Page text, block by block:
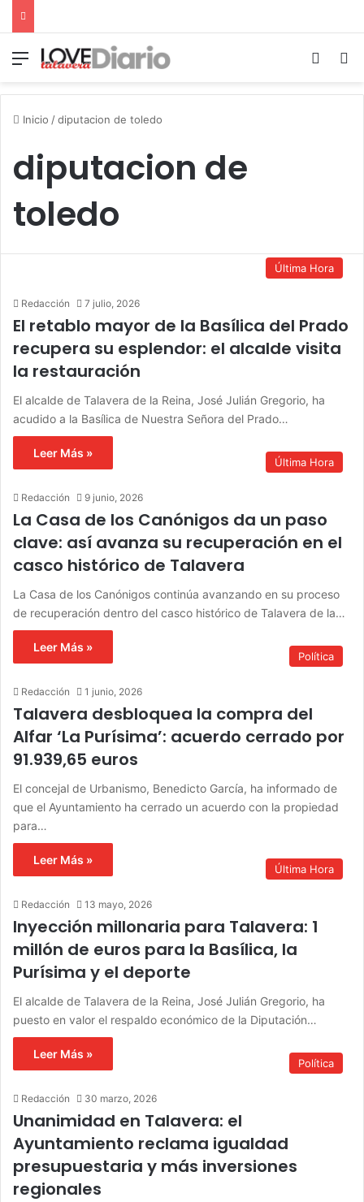
Menú
Inicio /diputacion de toledo
diputacion de
toledo
Última Hora
Redacción 7 julio, 2026
El retablo mayor de la Basílica del Prado
recupera su esplendor: el alcalde visita
la restauración
El alcalde de Talavera de la Reina, José Julián Gregorio, ha
acudido a la Basílica de Nuestra Señora del Prado…
Leer Más »
Última Hora
Redacción 9 junio, 2026
La Casa de los Canónigos da un paso
clave: así avanza su recuperación en el
casco histórico de Talavera
La Casa de los Canónigos continúa avanzando en su proceso
de recuperación dentro del casco histórico de Talavera de la…
Leer Más »
Política
Redacción 1 junio, 2026
Talavera desbloquea la compra del
Alfar ‘La Purísima’: acuerdo cerrado por
91.939,65 euros
El concejal de Urbanismo, Benedicto García, ha informado de
que el Ayuntamiento ha cerrado un acuerdo con la propiedad
para…
Leer Más »
Última Hora
Redacción 13 mayo, 2026
Inyección millonaria para Talavera: 1
millón de euros para la Basílica, la
Purísima y el deporte
El alcalde de Talavera de la Reina, José Julián Gregorio, ha
puesto en valor el respaldo económico de la Diputación…
Leer Más »
Política
Redacción 30 marzo, 2026
Unanimidad en Talavera: el
Ayuntamiento reclama igualdad
presupuestaria y más inversiones
regionales